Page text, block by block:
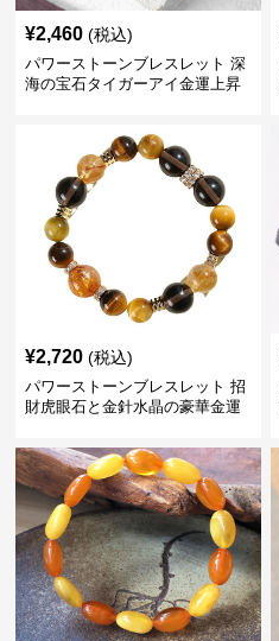
¥2,460 (税込)
パワーストーンブレスレット 深
海の宝石タイガーアイ金運上昇
¥2,720 (税込)
パワーストーンブレスレット 招
財虎眼石と金針水晶の豪華金運